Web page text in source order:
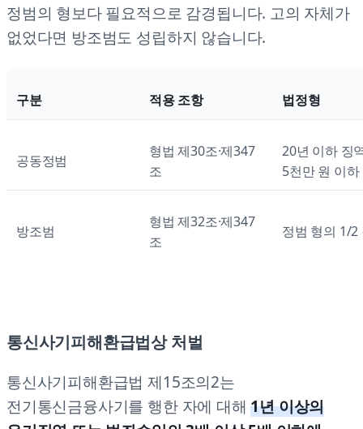
정범의 형보다 필요적으로 감경됩니다. 고의 자체가
없었다면 방조범도 성립하지 않습니다.
구분 적용 조항 법정형
공동정범
형법 제30조·제347
조
20년 이하 징
5천만 원 이하
방조범
형법 제32조·제347
조
정범 형의 1/2
통신사기피해환급법상 처벌
통신사기피해환급법 제15조의2는
전기통신금융사기를 행한 자에 대해1년 이상의